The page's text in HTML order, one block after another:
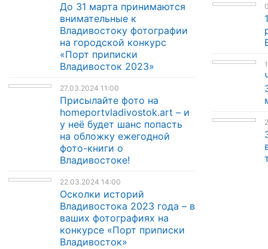
До 31 марта принимаются
внимательные к
Владивостоку фотографии
на городской конкурс
«Порт приписки
Владивосток 2023»
27.03.2024 11:00
Присылайте фото на
homeportvladivostok.art – и
у неё будет шанс попасть
на обложку ежегодной
фото-книги о
Владивостоке!
22.03.2024 14:00
Осколки историй
Владивостока 2023 года – в
ваших фотографиях на
конкурсе «Порт приписки
Владивосток»